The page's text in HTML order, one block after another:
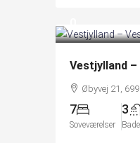
Vestjylland
Øbyvej 21,
7
Soveværelser
3